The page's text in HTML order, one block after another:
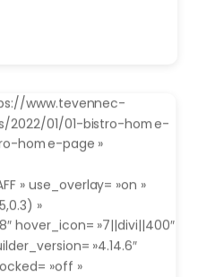
www.tevennec-
01/01-bistro-home-
home-page »
» use_overlay= »on »
»
hover_icon= »7||divi||400″
»4.14.6″
»off »